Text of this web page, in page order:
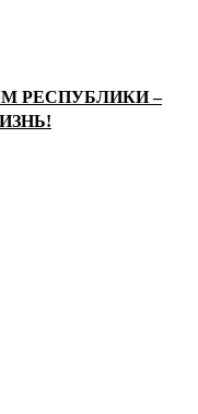
РЕСПУБЛИКИ –